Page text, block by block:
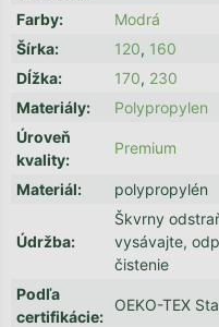
Farby:
Modrá
Šírka: 120, 160
Dĺžka: 170, 230
Materiály:
Polypropylen
Úroveň
kvality:
Premium
Materiál: polypropylén
Údržba:
Škvrny
vysávajte,
čistenie
Podľa
certifikácie:
OEKO-TEX